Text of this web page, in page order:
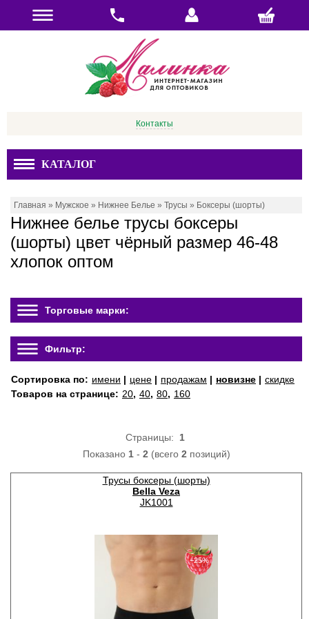
Контакты
КАТАЛОГ
Главная » Мужское » Нижнее Белье » Трусы » Боксеры (шорты)
Нижнее белье трусы боксеры
(шорты) цвет чёрный размер 46-48
хлопок оптом
Торговые марки:
Фильтр:
Сортировка по: имени | цене | продажам | новизне | скидке
Товаров на странице: 20, 40, 80, 160
Страницы: 1
Показано 1- 2 (всего 2 позиций)
Трусы боксеры (шорты)
Bella Veza
JK1001
−25%